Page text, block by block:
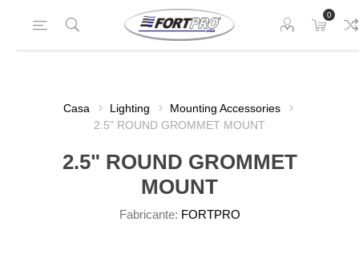
0
Casa Lighting
Mounting Accessories
2.5" ROUND GROMMET MOUNT
2.5" ROUND GROMMET
MOUNT
Fabricante: FORTPRO